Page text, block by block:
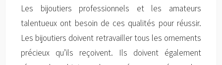
Les bijoutiers professionnels et les amateurs
talentueux ont besoin de ces qualités pour réussir.
Les bijoutiers doivent retravailler tous les ornements
précieux qu’ils reçoivent. Ils doivent également